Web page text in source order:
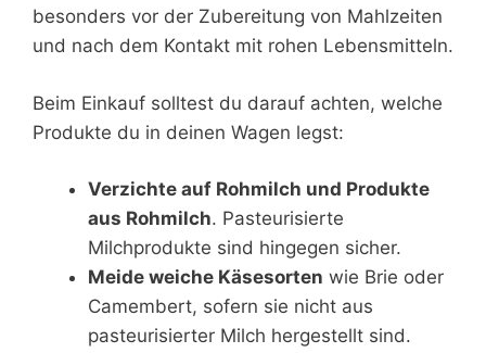
besonders vor der Zubereitung von Mahlzeiten
und nach dem Kontakt mit rohen Lebensmitteln.
Beim Einkauf solltest du darauf achten, welche
Produkte du in deinen Wagen legst:
Verzichte auf Rohmilch und Produkte
aus Rohmilch. Pasteurisierte
Milchprodukte sind hingegen sicher.
Meide weiche Käsesorten wie Brie oder
Camembert, sofern sie nicht aus
pasteurisierter Milch hergestellt sind.